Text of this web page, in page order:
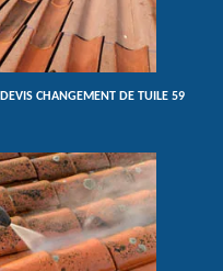
DEVIS CHANGEMENT DE TUILE 59